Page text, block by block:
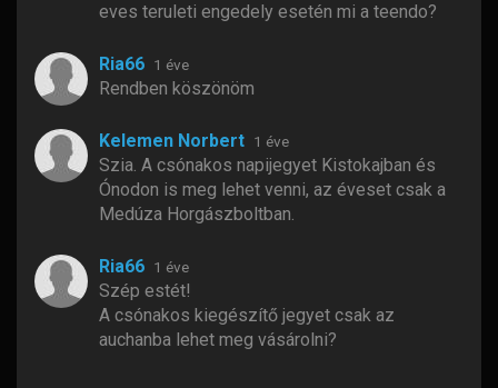
eves teruleti engedely esetén mi a teendo?
Ria66 1 éve
Rendben köszönöm
Kelemen Norbert 1 éve
Szia. A csónakos napijegyet Kistokajban és
Ónodon is meg lehet venni, az éveset csak a
Medúza Horgászboltban.
Ria66 1 éve
Szép estét!
A csónakos kiegészítő jegyet csak az
auchanba lehet meg vásárolni?